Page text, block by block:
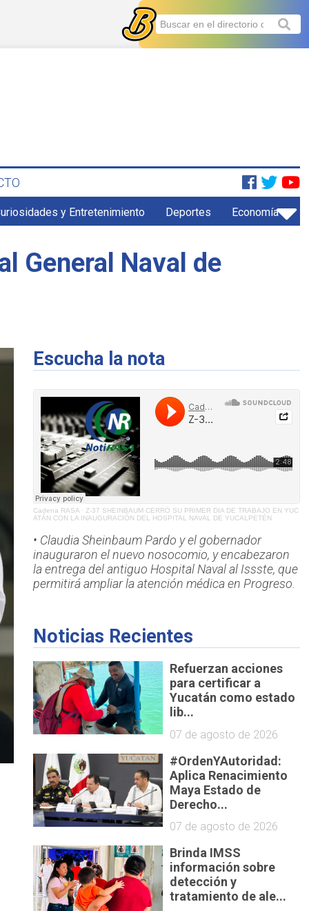
y Entretenimiento Deportes Economía
General Naval de
Escucha la nota
Cadena RASA· Z-37 SHEINBAUM CERRÓ SU PRIMER DIA DE TRABAJO EN YUC
ATÁN CON LA INAUGURACIÓN DEL HOSPITAL NAVAL DE YUCALPETÉN
• Claudia Sheinbaum Pardo y el gobernador
inauguraron el nuevo nosocomio, y encabezaron
la entrega del antiguo Hospital Naval al Issste, que
permitirá ampliar la atención médica en Progreso.
Noticias Recientes
Refuerzan acciones
para certificar a
Yucatán como estado
lib...
07 de agosto de 2026
#OrdenYAutoridad:
Aplica Renacimiento
Maya Estado de
Derecho...
07 de agosto de 2026
Brinda IMSS
información sobre
detección y
tratamiento de ale...